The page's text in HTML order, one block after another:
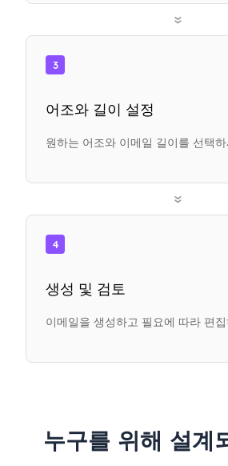
»
3
어조와 길이 설정
원하는 어조와 이메일 길이를 선택하
»
4
생성 및 검토
이메일을 생성하고 필요에 따라 편
누구를 위해 설계